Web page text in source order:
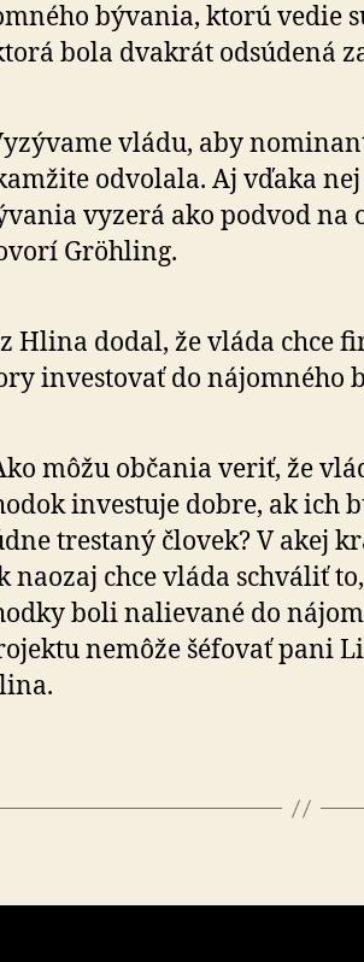
bývania, ktorú vedie
bola dvakrát odsúdená
vládu, aby
odvolala. Aj vďaka
vyzerá ako podvod na
Gröhling.
Hlina dodal, že vláda chce
investovať do nájomného
môžu občania veriť, že
investuje dobre, ak ich
trestaný človek? V akej
naozaj chce vláda schváliť
boli nalievané do
nemôže šéfovať pani